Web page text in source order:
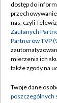
Emisja w
Centrum
Naziemna
Rada
dostęp do
nas, czyli
Zaufanych
Partnerów TVP
mierzenia ich
także zgody na
Twoje dane
poszczególnych